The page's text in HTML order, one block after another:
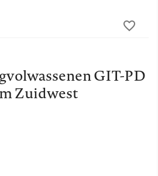
GIT-PD
Zuidwest